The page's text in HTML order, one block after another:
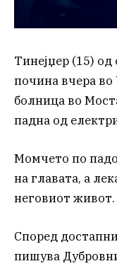
Тинејџер (15)
почина вчера
болница во
падна од
Момчето по
на главата, а
неговиот живот.
Според
пишува